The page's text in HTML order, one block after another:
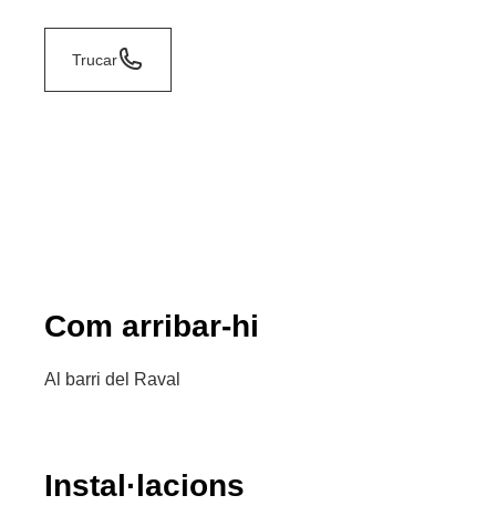
Trucar
Com arribar-hi
Al barri del Raval
Instal·lacions